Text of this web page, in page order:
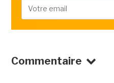
Commentaire